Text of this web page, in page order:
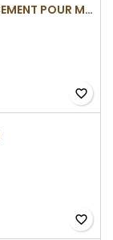
TUBES DE REMPLACEMENT POUR MÉCANISMES SLIMLINE
favorite_border
favorite_border